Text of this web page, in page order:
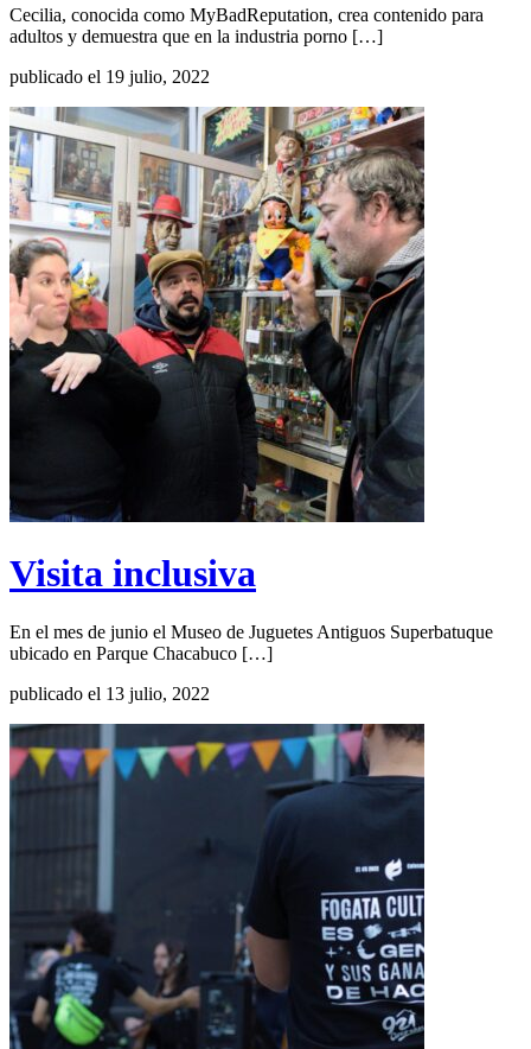
Cecilia, conocida como MyBadReputation, crea contenido para
adultos y demuestra que en la industria porno […]
publicado el 19 julio, 2022
Visita inclusiva
En el mes de junio el Museo de Juguetes Antiguos Superbatuque
ubicado en Parque Chacabuco […]
publicado el 13 julio, 2022